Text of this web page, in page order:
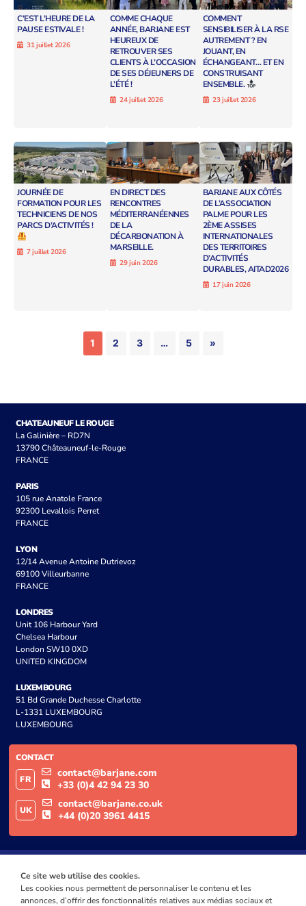
C’EST L’HEURE DE LA
PAUSE ESTIVALE !
31 juillet 2026
COMME CHAQUE
ANNÉE, BARJANE EST
HEUREUX DE
RETROUVER SES
CLIENTS À L’OCCASION
DE SES DÉJEUNERS DE
L’ÉTÉ !
24 juillet 2026
COMMENT
SENSIBILISER À LA RSE
AUTREMENT ? EN
JOUANT, EN
ÉCHANGEANT… ET EN
CONSTRUISANT
ENSEMBLE.
23 juillet 2026
JOURNÉE DE
FORMATION POUR LES
TECHNICIENS DE NOS
PARCS D’ACTIVITÉS !
7 juillet 2026
EN DIRECT DES
RENCONTRES
MÉDITERRANÉENNES
DE LA
DÉCARBONATION À
MARSEILLE.
29 juin 2026
BARJANE AUX CÔTÉS
DE L’ASSOCIATION
PALME POUR LES
2ÈME ASSISES
INTERNATIONALES
DES TERRITOIRES
D’ACTIVITÉS
DURABLES, AITAD2026
17 juin 2026
1 2 3 … 5 »
CHATEAUNEUF LE ROUGE
La Galinière – RD7N
13790 Châteauneuf-le-Rouge
FRANCE
PARIS
105 rue Anatole France
92300 Levallois Perret
FRANCE
LYON
12/14 Avenue Antoine Dutrievoz
69100 Villeurbanne
FRANCE
LONDRES
Unit 106 Harbour Yard
Chelsea Harbour
London SW10 0XD
UNITED KINGDOM
LUXEMBOURG
51 Bd Grande Duchesse Charlotte
L-1331 LUXEMBOURG
LUXEMBOURG
CONTACT
FR
contact@barjane.com
+33 (0)4 42 94 23 30
UK
contact@barjane.co.uk
+44 (0)20 3961 4415
Ce site web utilise des cookies.
Les cookies nous permettent de personnaliser le contenu et les
annonces, d’offrir des fonctionnalités relatives aux médias sociaux et